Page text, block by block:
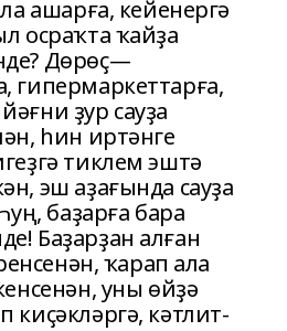
ашарға, кейенергә
осраҡта ҡайҙа
Дөрөҫ—
гипермаркеттарға,
ҙур сауҙа
һин иртәнге
тиклем эштә
эш аҙағында сауҙа
баҙарға бара
Баҙарҙан алған
ҡарап ала
уны өйҙә
киҫәкләргә, кәтлит-